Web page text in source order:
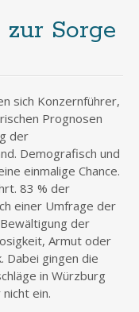
Sorge
sich Konzernführer,
Prognosen
der
Demografisch und
einmalige Chance.
83 % der
einer Umfrage der
der
Armut oder
Dabei gingen die
in Würzburg
ein.